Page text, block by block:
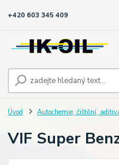
+420 603 345 409
Úvod Autochemie, čištění,
VIF Super